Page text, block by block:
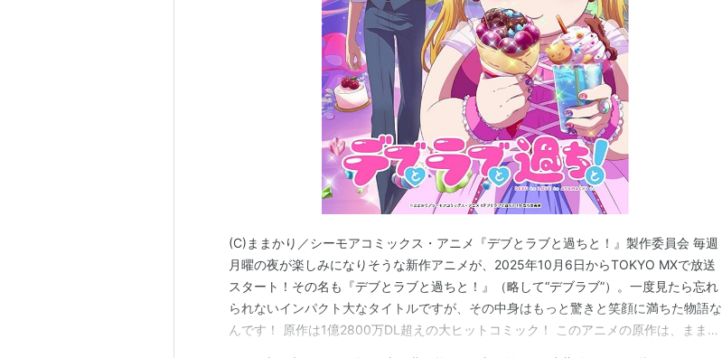
だから僕は、Hなラジオができない。
オシラセ : 遠藤綾公式ブログ a*ya mode 217
(C)ままかり／シーモアコミックス・アニメ『デブとラブと過ちと！』製作委員会 毎週
月曜の夜が楽しみになりそうな新作アニメが、2025年10月6日からTOKYO MXで放送
スタート！その名も『デブとラブと過ちと！』（略して“デブラブ”）。一度見たら忘れ
られないインパクト大なタイトルですが、その中身はもっと驚きと笑顔に満ちた物語な
んです！ 原作は1億2800万DL超えの大ヒットコミック！ このアニメの原作は、ままか